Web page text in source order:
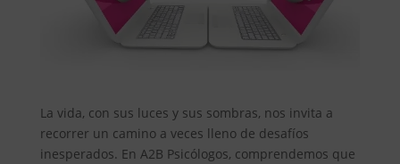
La vida, con sus luces y sus sombras, nos invita a
recorrer un camino a veces lleno de desafíos
inesperados. En A2B Psicólogos, comprendemos que